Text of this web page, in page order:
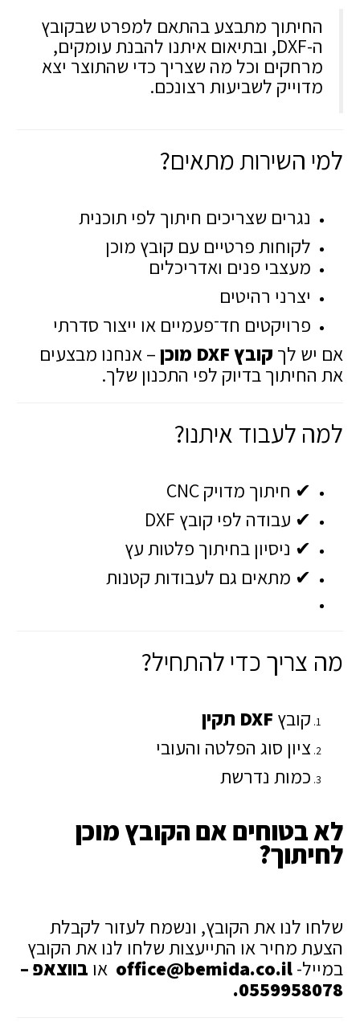
החיתוך מתבצע בהתאם למפרט שבקובץ
ה-DXF, ובתיאום איתנו להבנת עומקים,
מרחקים וכל מה שצריך כדי שהתוצר יצא
מדוייק לשביעות רצונכם.
למי השירות מתאים?
נגרים שצריכים חיתוך לפי תוכנית
לקוחות פרטיים עם קובץ מוכן
מעצבי פנים ואדריכלים
יצרני רהיטים
פרויקטים חד־פעמיים או ייצור סדרתי
אם יש לך קובץ DXF מוכן
– אנחנו מבצעים
את החיתוך בדיוק לפי התכנון שלך.
למה לעבוד איתנו?
✔ חיתוך מדויק CNC
✔ עבודה לפי קובץ DXF
✔ ניסיון בחיתוך פלטות עץ
✔ מתאים גם לעבודות קטנות
מה צריך כדי להתחיל?
קובץ DXF תקין
ציון סוג הפלטה והעובי
כמות נדרשת
לא בטוחים אם הקובץ מוכן
לחיתוך?
שלחו לנו את הקובץ, ונשמח לעזור לקבלת
הצעת מחיר או התייעצות שלחו לנו את הקובץ
במייל-office@bemida.co.il או בווצאפ –
0559958078.